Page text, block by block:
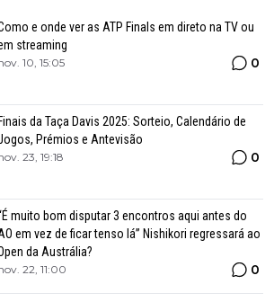
e onde ver as ATP Finals em direto na TV ou
streaming
10, 15:05 0
Finais da Taça Davis 2025: Sorteio, Calendário de
Prémios e Antevisão
23, 19:18 0
muito bom disputar 3 encontros aqui antes do
em vez de ficar tenso lá” Nishikori regressará ao
da Austrália?
22, 11:00 0